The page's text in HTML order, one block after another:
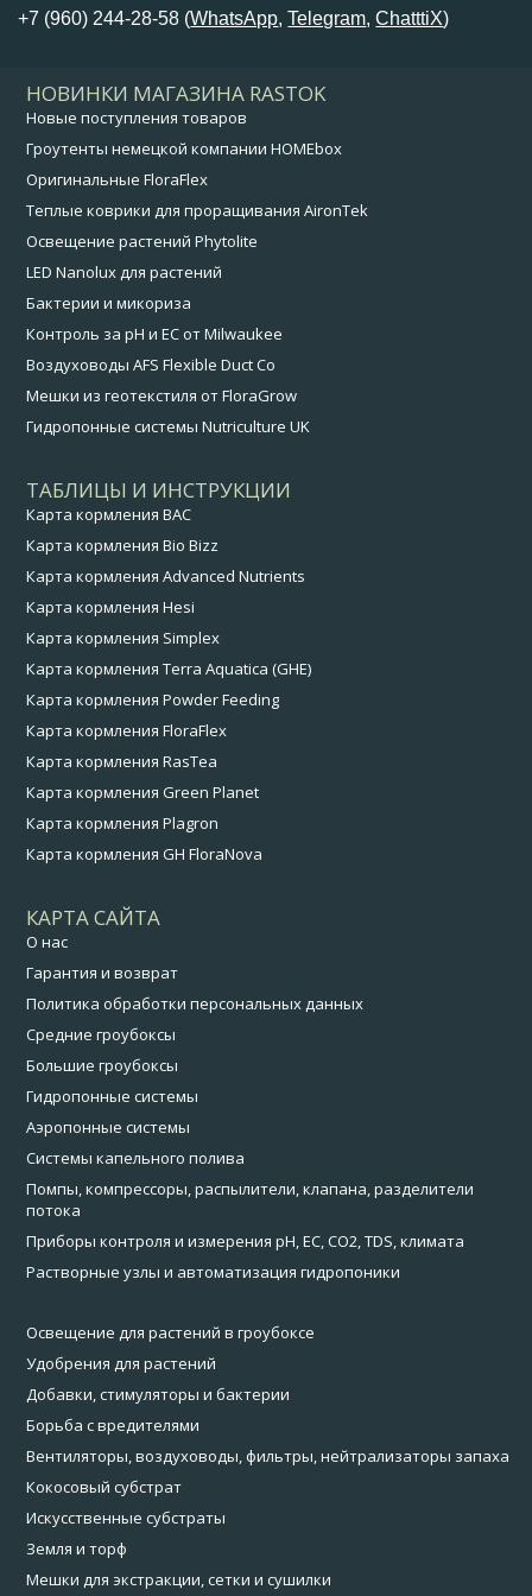
+7 (960) 244-28-58 (WhatsApp,Telegram,ChatttiX)
НОВИНКИ МАГАЗИНА RASTOK
Новые поступления товаров
Гроутенты немецкой компании HOMEbox
Оригинальные FloraFlex
Теплые коврики для проращивания AironTek
Освещение растений Phytolite
LED Nanolux для растений
Бактерии и микориза
Контроль за pH и EC от Milwaukee
Воздуховоды AFS Flexible Duct Co
Мешки из геотекстиля от FloraGrow
Гидропонные системы Nutriculture UK
ТАБЛИЦЫ И ИНСТРУКЦИИ
Карта кормления BAC
Карта кормления Bio Bizz
Карта кормления Advanced Nutrients
Карта кормления Hesi
Карта кормления Simplex
Карта кормления Terra Aquatica (GHE)
Карта кормления Powder Feeding
Карта кормления FloraFlex
Карта кормления RasTea
Карта кормления Green Planet
Карта кормления Plagron
Карта кормления GH FloraNova
КАРТА САЙТА
О нас
Гарантия и возврат
Политика обработки персональных данных
Средние гроубоксы
Большие гроубоксы
Гидропонные системы
Аэропонные системы
Системы капельного полива
Помпы, компрессоры, распылители, клапана, разделители
потока
Приборы контроля и измерения pH, EC, CO2, TDS, климата
Растворные узлы и автоматизация гидропоники
Освещение для растений в гроубоксе
Удобрения для растений
Добавки, стимуляторы и бактерии
Борьба с вредителями
Вентиляторы, воздуховоды, фильтры, нейтрализаторы запаха
Кокосовый субстрат
Искусственные субстраты
Земля и торф
Мешки для экстракции, сетки и сушилки